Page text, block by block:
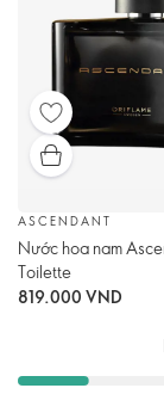
ASCENDANT
Nước hoa nam
Toilette
819.000 VND